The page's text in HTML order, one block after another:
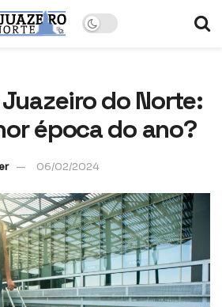
do Norte:
época do ano?
06/02/2024